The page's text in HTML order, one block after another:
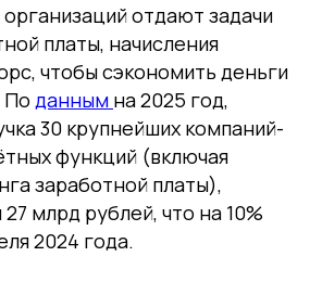
отдают задачи
платы, начисления
чтобы сэкономить деньги
По данным на 2025 год,
30 крупнейших компаний-
функций (включая
заработной платы),
млрд рублей, что на 10%
2024 года.